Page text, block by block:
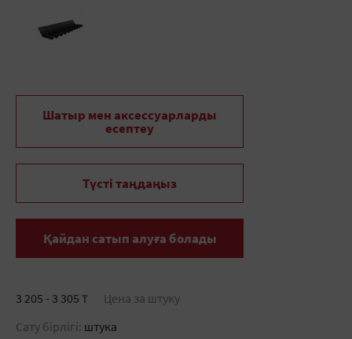
Шатыр мен аксессуарларды
есептеу
Түсті таңдаңыз
Қайдан сатып алуға болады
3 205 - 3 305 ₸ Цена за штуку
Сату бірлігі: штука